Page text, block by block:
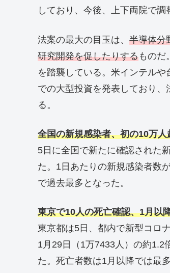
しており、今後、上下両院で調
法案の最大の目玉は、 半導体分
研究開発を促したりするものだ
を踏襲している。米インテル
での大型投資を発表しており
る。
全国の新規感染者、初の10万
5日に全国で新たに確認された
た。1日あたりの新規感染者数
で過去最多となった。
東京で10人の死亡確認、1月
東京都は5日、都内で新型コロ
1月29日（1万7433人）の約1.2
た。死亡者数は1月以降では最多